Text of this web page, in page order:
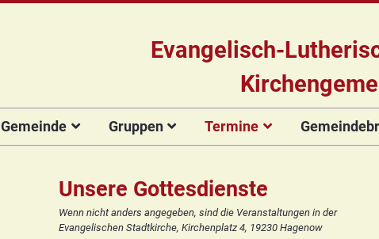
Evangelisch-
Gemeinde
Das Team
Hauptamtliche
Kirchengemeinderat
Vorstellung der
Unsere Kirche
Gruppen
Für Kinder
Kinderkirche
Kinderturnen
Für Erwachsene
Chor
Posaunenchor
Chor
Seniorenkreis
Termine
Gottesdienste
Unsere Gottesdienste
Wenn nicht anders angegeben, sind die Veranstaltungen in der
Evangelischen Stadtkirche, Kirchenplatz 4, 19230 Hagenow